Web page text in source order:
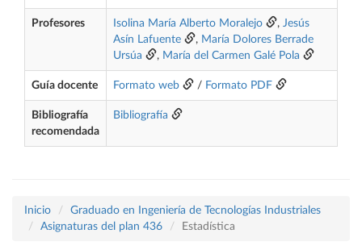
Profesores Isolina María Alberto Moralejo , Jesús
Asín Lafuente
, María Dolores Berrade
Ursúa
, María del Carmen Galé Pola
Guía docente Formato web / Formato PDF
Bibliografía
recomendada
Bibliografía
Inicio
Graduado en Ingeniería de Tecnologías Industriales
Asignaturas del plan 436
Estadística